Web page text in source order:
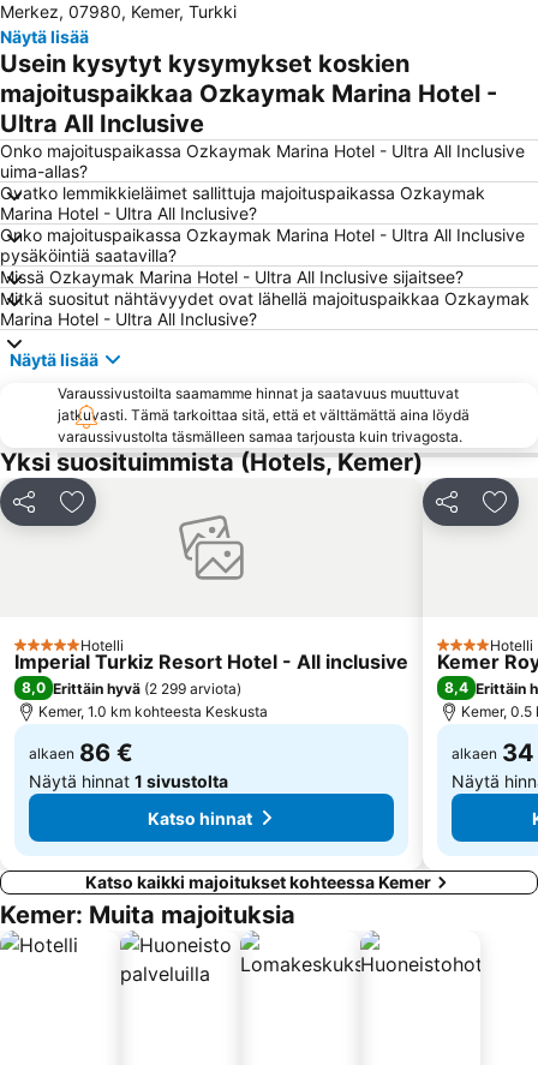
Kemer Merkez Batı Public Beach
Lara Dido Beach
Bazaar Kemer
Tekirova Beach
Sarisu Public Beach
Phaselis
50th International Antalya Golden Orange Film Festival
Antalya Expo Center
Beldibi Ataturk Parki Halk Plaji Karaalioglu Parkı
Ataturk's House and Museum
Gazipasa Ogretmenevi Beach
Anatolian Park
Mardan Spor Kompleksi
Kemer Limani
Kemer Marina
Kemer Merkez Dogu Public Beach
Tahtali Aerial Cableway
Migros
Antalya Museum
Beach Cafe
Akseki
Sammy
Merkez, 07980, Kemer, Turkki
Näytä lisää
Usein kysytyt kysymykset koskien
majoituspaikkaa Ozkaymak Marina Hotel -
Ultra All Inclusive
Onko majoituspaikassa Ozkaymak Marina Hotel - Ultra All Inclusive
uima-allas?
Ovatko lemmikkieläimet sallittuja majoituspaikassa Ozkaymak
Marina Hotel - Ultra All Inclusive?
Onko majoituspaikassa Ozkaymak Marina Hotel - Ultra All Inclusive
pysäköintiä saatavilla?
Missä Ozkaymak Marina Hotel - Ultra All Inclusive sijaitsee?
Mitkä suositut nähtävyydet ovat lähellä majoituspaikkaa Ozkaymak
Marina Hotel - Ultra All Inclusive?
Näytä lisää
Varaussivustoilta saamamme hinnat ja saatavuus muuttuvat
jatkuvasti. Tämä tarkoittaa sitä, että et välttämättä aina löydä
varaussivustolta täsmälleen samaa tarjousta kuin trivagosta.
Yksi suosituimmista (Hotels, Kemer)
Jaa Lisää suosikkeihin
5 Tähtiluokitus
Hotelli
Imperial Turkiz Resort Hotel - All inclusive
8,0 Erittäin hyvä (2 299 arviota)
Kemer, 1.0 km kohteesta Keskusta
alkaen 86 €
Näytä hinnat 1 sivustolta
Katso hinnat
Jaa
4 Hotelli
Kemer
8,4 Erittäin
Kemer,
alkaen
Näytä
Katso kaikki majoitukset kohteessa Kemer
Kemer: Muita majoituksia